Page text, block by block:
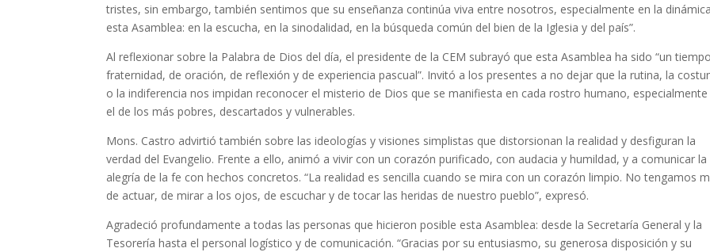
tristes, sin embargo, también sentimos que su enseñanza continúa viva entre nosotros, especialmente en la
esta Asamblea: en la escucha, en la sinodalidad, en la búsqueda común del bien de la Iglesia y del país”.
Al reflexionar sobre la Palabra de Dios del día, el presidente de la CEM subrayó que esta Asamblea ha sido “un
fraternidad, de oración, de reflexión y de experiencia pascual”. Invitó a los presentes a no dejar que la rutina, la
o la indiferencia nos impidan reconocer el misterio de Dios que se manifiesta en cada rostro humano, especialmente
el de los más pobres, descartados y vulnerables.
Mons. Castro advirtió también sobre las ideologías y visiones simplistas que distorsionan la realidad y desfiguran la
verdad del Evangelio. Frente a ello, animó a vivir con un corazón purificado, con audacia y humildad, y a comunicar la
alegría de la fe con hechos concretos. “La realidad es sencilla cuando se mira con un corazón limpio. No tengamos
de actuar, de mirar a los ojos, de escuchar y de tocar las heridas de nuestro pueblo”, expresó.
Agradeció profundamente a todas las personas que hicieron posible esta Asamblea: desde la Secretaría General y la
Tesorería hasta el personal logístico y de comunicación. “Gracias por su entusiasmo, su generosa disposición y su